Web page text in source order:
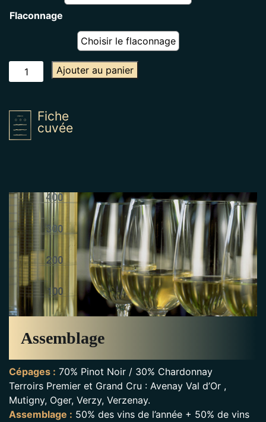
Flaconnage
quantité
de
limitée
Or
Ajouter au panier
Fiche
cuvée
Assemblage
Cépages : 70% Pinot Noir / 30% Chardonnay
Terroirs Premier et Grand Cru : Avenay Val d’Or ,
Mutigny, Oger, Verzy, Verzenay.
Assemblage : 50% des vins de l’année + 50% de vins